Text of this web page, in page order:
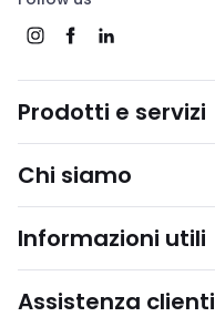
Prodotti e servizi
Chi siamo
Informazioni utili
Assistenza clienti